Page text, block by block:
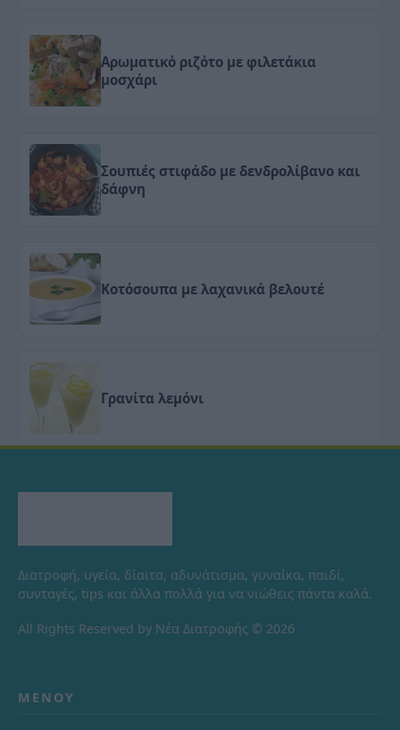
Αρωματικό ριζότο με φιλετάκια
μοσχάρι
Σουπιές στιφάδο με δενδρολίβανο και
δάφνη
Κοτόσουπα με λαχανικά βελουτέ
Γρανίτα λεμόνι
Διατροφή, υγεία, δίαιτα, αδυνάτισμα, γυναίκα, παιδί,
συνταγές, tips και άλλα πολλά για να νιώθεις πάντα καλά.
All Rights Reserved by Νέα Διατροφής © 2026
ΜΕΝΟΎ